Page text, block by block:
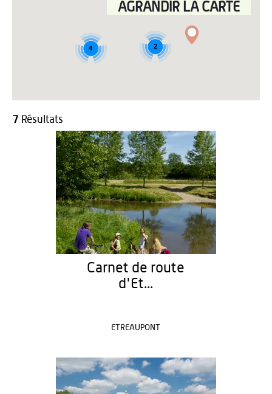
2
4
AGRANDIR LA CARTE
7 Résultats
Carnet de route
d'Et...
ETREAUPONT